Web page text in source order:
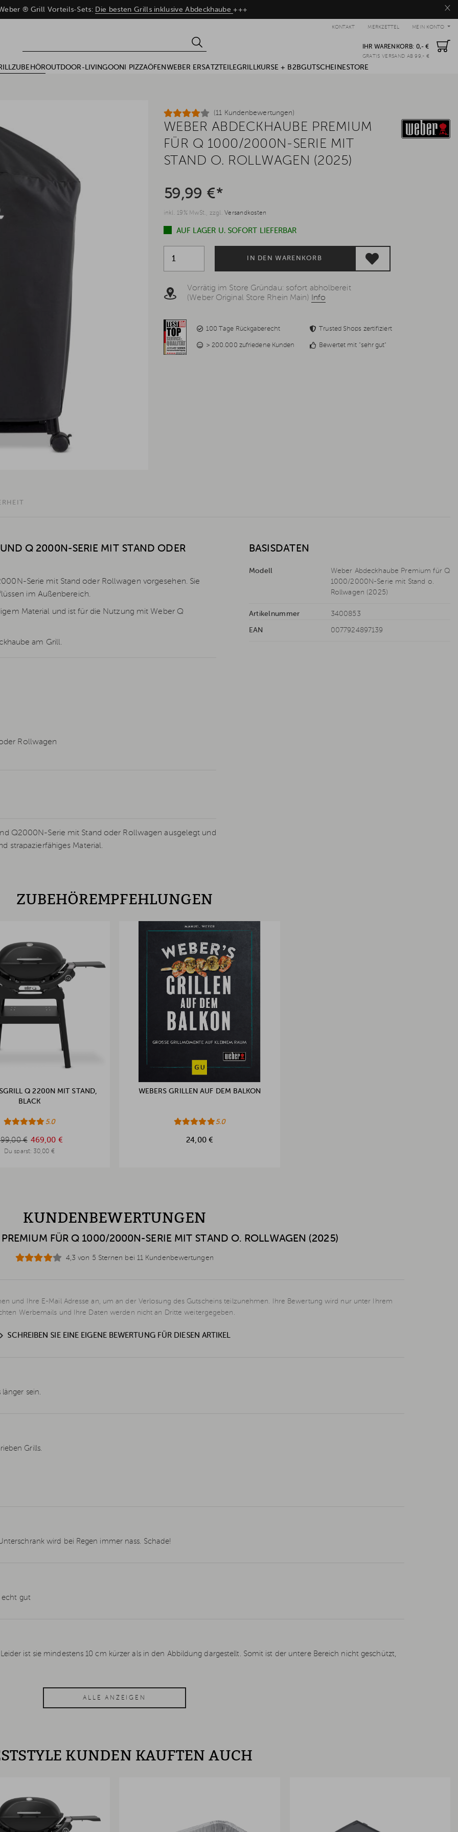
×
® Grill Vorteils-Sets: Die besten Grills inklusive Abdeckhaube+++
MEIN KONTO
MERKZETTEL
KONTAKT
IHR WARENKORB: 0,- €
GRATIS VERSAND AB 99,- €
OUTDOOR-LIVINGOONI PIZZAÖFEN WEBER ERSATZTEILEGRILLKURSE + B2BGUTSCHEINESTORE
(11 Kundenbewertungen)
WEBER ABDECKHAUBE PREMIUM
FÜR Q 1000/2000N-SERIE MIT
STAND O. ROLLWAGEN (2025)
59,99 €*
inkl. 19% MwSt., zzgl.Versandkosten
AUF LAGER U. SOFORT LIEFERBAR
IN DEN WARENKORB
Vorrätig im Store Gründau: sofort abholbereit
(Weber Original Store Rhein Main)
Info
100 Tage Rückgaberecht Trusted Shops zertifiziert
> 200.000 zufriedene Kunden Bewertet mit "sehr gut"
Q 2000N-SERIE MIT STAND ODER
Serie mit Stand oder Rollwagen vorgesehen. Sie
im Außenbereich.
Material und ist für die Nutzung mit Weber Q
am Grill.
Rollwagen
Q2000N-Serie mit Stand oder Rollwagen ausgelegt und
strapazierfähiges Material.
BASISDATEN
Modell
Weber Abdeckhaube Premium für Q
1000/2000N-Serie mit Stand o.
Rollwagen (2025)
Artikelnummer 3400853
EAN 0077924897139
ZUBEHÖREMPFEHLUNGEN
Q 2200N MIT STAND,
BLACK
5.0
€ 469,00 €
Du sparst: 30,00 €
€
WEBERS GRILLEN AUF DEM BALKON
5.0
24,00 €
KUNDENBEWERTUNGEN
PREMIUM FÜR Q 1000/2000N-SERIE MIT STAND O. ROLLWAGEN (2025)
4,3 von 5 Sternen bei 11 Kundenbewertungen
und Ihre E-Mail Adresse an, um an der Verlosung des Gutscheins teilzunehmen. Ihre Bewertung wird nur unter Ihrem
Werbemails und Ihre Daten werden nicht an Dritte weitergegeben.
SCHREIBEN SIE EINE EIGENE BEWERTUNG FÜR DIESEN ARTIKEL
sein.
Grills.
wird bei Regen immer nass. Schade!
echt gut
ist sie mindestens 10 cm kürzer als in den Abbildung dargestellt. Somit ist der untere Bereich nicht geschützt,
ALLE ANZEIGEN
KUNDEN KAUFTEN AUCH